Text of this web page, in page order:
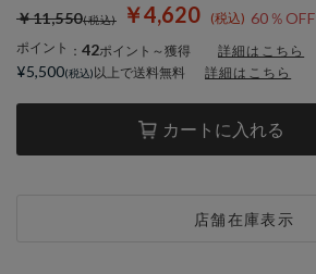
￥4,620 60％OFF
￥11,550
ポイント ： 42ポイント～獲得 詳細はこちら
カートに入れる
店舗在庫表示
¥5,500 以上で送料無料 詳細はこちら